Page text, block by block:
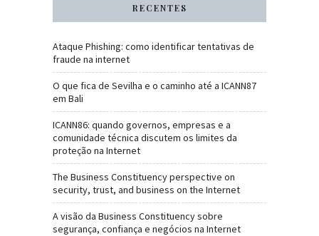
RECENTES
Ataque Phishing: como identificar tentativas de
fraude na internet
O que fica de Sevilha e o caminho até a ICANN87
em Bali
ICANN86: quando governos, empresas e a
comunidade técnica discutem os limites da
proteção na Internet
The Business Constituency perspective on
security, trust, and business on the Internet
A visão da Business Constituency sobre
segurança, confiança e negócios na Internet